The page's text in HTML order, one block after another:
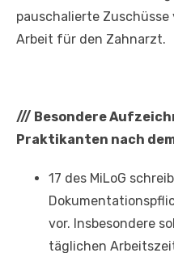
pauschalierte
Arbeit für den Zahnarzt.
/// Besondere
Praktikanten nach
17 des MiLoG
vor. Insbesondere
täglichen